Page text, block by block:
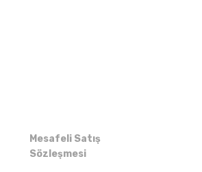
Mesafeli Satış
Sözleşmesi